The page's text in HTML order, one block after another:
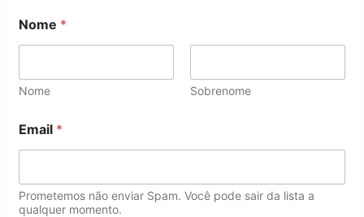
N
o
e
N
m
e
Nome *
Nome Sobrenome
Email *
Prometemos não enviar Spam. Você pode sair da lista a
qualquer momento.